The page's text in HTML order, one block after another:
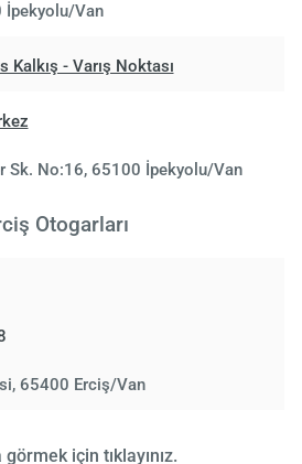
İpekyolu/Van
Kalkış - Varış Noktası
Sk. No:16, 65100 İpekyolu/Van
Otogarları
65400 Erciş/Van
için tıklayınız.